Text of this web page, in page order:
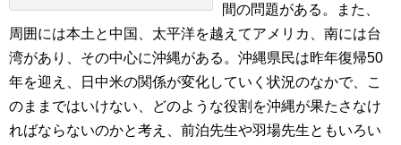
間の問題がある。また、
周囲には本土と中国、太平洋を越えてアメリカ、南には台
湾があり、その中心に沖縄がある。沖縄県民は昨年復帰50
年を迎え、日中米の関係が変化していく状況のなかで、こ
のままではいけない、どのような役割を沖縄が果たさなけ
ればならないのかと考え、前泊先生や羽場先生ともいろい